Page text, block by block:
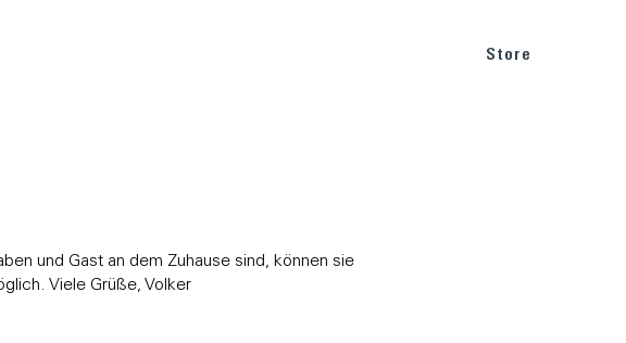
Store
und Gast an dem Zuhause sind, können sie
Viele Grüße, Volker